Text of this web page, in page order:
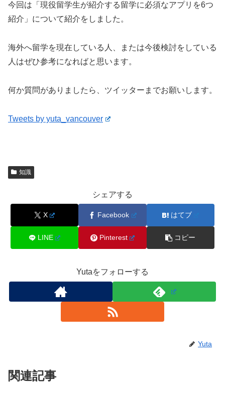
今回は「現役留学生が紹介する留学に必須なアプリを6つ
紹介」について紹介をしました。
海外へ留学を現在している人、または今後検討をしている
人はぜひ参考になればと思います。
何か質問がありましたら、ツイッターまでお願いします。
Tweets by yuta_vancouver
知識
シェアする
X Facebook はてブ
LINE Pinterest コピー
Yutaをフォローする
Yuta
関連記事